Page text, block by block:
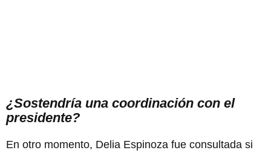
¿Sostendría una coordinación con el
presidente?
En otro momento, Delia Espinoza fue consultada si